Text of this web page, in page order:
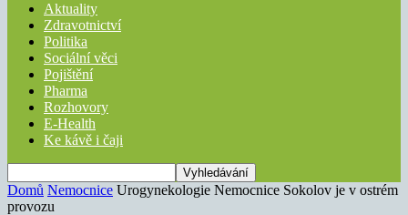
Aktuality
Zdravotnictví
Politika
Sociální věci
Pojištění
Pharma
Rozhovory
E-Health
Ke kávě i čaji
Domů Nemocnice Urogynekologie Nemocnice Sokolov je v ostrém
provozu